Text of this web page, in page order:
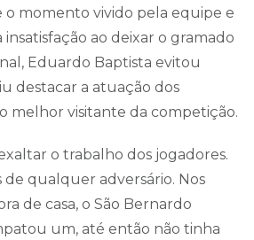
o momento vivido pela equipe e
ao deixar o gramado
Eduardo Baptista evitou
destacar a atuação dos
melhor visitante da competição.
o trabalho dos jogadores.
de qualquer adversário. Nos
de casa, o São Bernardo
um, até então não tinha